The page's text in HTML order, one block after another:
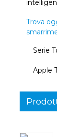
Trova
Serie
Apple